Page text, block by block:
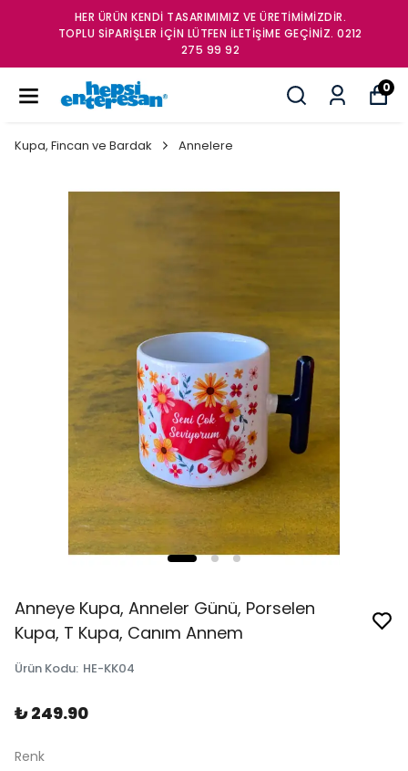
HER ÜRÜN KENDİ TASARIMIMIZ VE ÜRETİMİMİZDİR.
TOPLU SİPARİŞLER İÇİN LÜTFEN İLETİŞİME GEÇİNİZ. 0212
275 99 92
0
Kupa, Fincan ve Bardak Annelere
Anneye Kupa, Anneler Günü, Porselen
Kupa, T Kupa, Canım Annem
Ürün Kodu: HE-KK04
₺ 249.90
Renk